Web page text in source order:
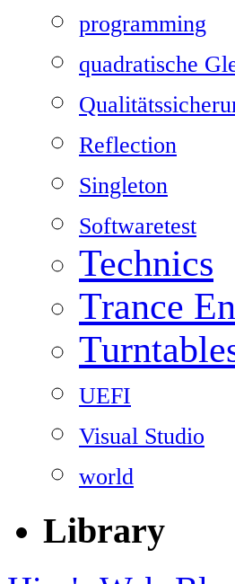
programming
quadratische
Reflection
Singleton
Softwaretest
Technics
Trance
UEFI
Visual Studio
world
Library